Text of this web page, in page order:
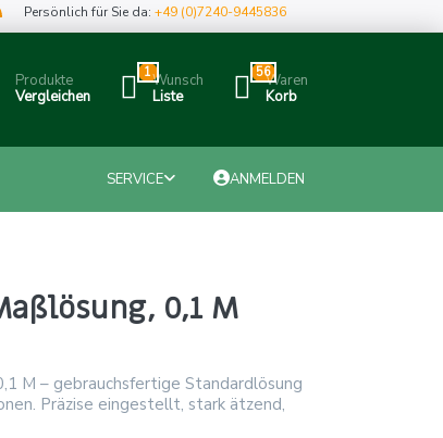
Persönlich für Sie da:+49 (0)7240-9445836
Produkte
Vergleichen
1Wunsch
Liste
56Waren
Korb
SERVICE ANMELDEN
0,1 M
M – gebrauchsfertige Standardlösung
Präzise eingestellt, stark ätzend,